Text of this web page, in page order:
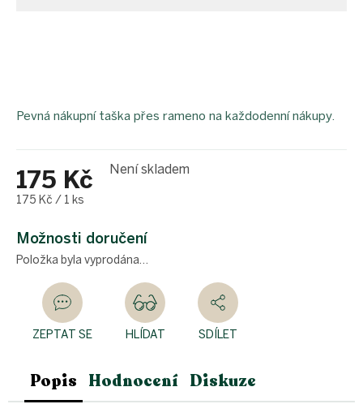
175 Kč
Měrná
175 Kč / 1 ks
Není skladem
Možnosti doručení
Položka byla vyprodána…
Pevná nákupní taška přes rameno na každodenní nákupy.
ZEPTAT SE HLÍDAT SDÍLET
Popis Hodnocení Diskuze